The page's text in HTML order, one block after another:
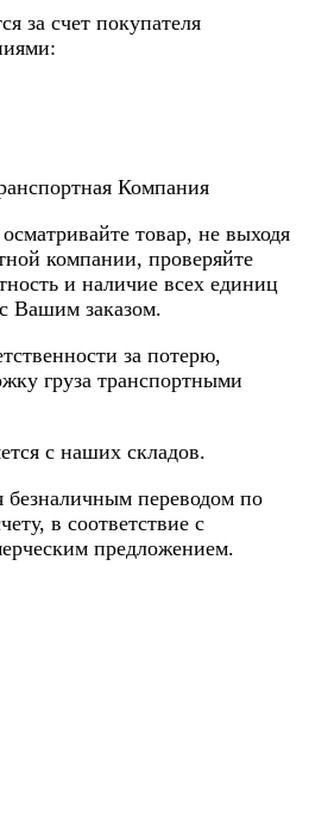
за счет покупателя
Компания
товар, не выходя
компании, проверяйте
и наличие всех единиц
Вашим заказом.
за потерю,
груза транспортными
с наших складов.
безналичным переводом по
в соответствие с
предложением.